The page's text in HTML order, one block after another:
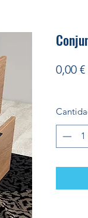
0,00 €